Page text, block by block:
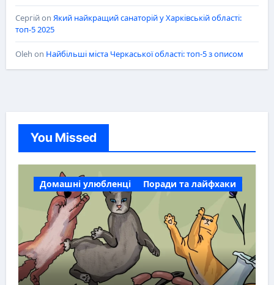
Сергійon Який найкращий санаторій у Харківській області:
топ-5 2025
Oleh on Найбільші міста Черкаської області: топ-5 з описом
You Missed
Домашні улюбленці Поради та лайфхаки